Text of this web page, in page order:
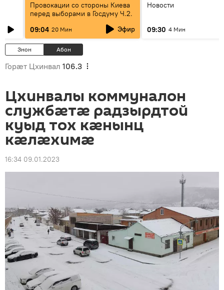
Провокации со стороны Киева
перед выборами в Госдуму Ч.2.
09:04 20 Мин Эфир
Новости
09:30 4 Мин
Знон Абон
Горӕт Цхинвал 106.3
Цхинвалы коммуналон
службæтæ радзырдтой
куыд тох кæнынц
кæлæхимæ
16:34 09.01.2023